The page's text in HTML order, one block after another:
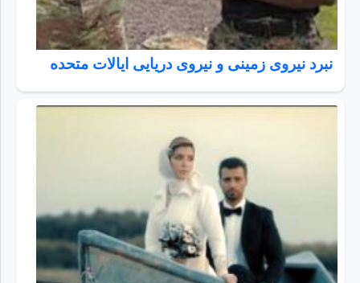
نبرد نیروی زمینی و نیروی دریایی ایالات متحده